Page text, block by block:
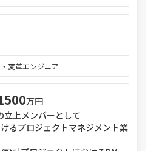
変革エンジニア
万円
立上メンバーとして
るプロジェクトマネジメント業